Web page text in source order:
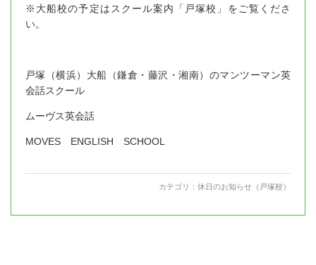
※大船校の予定はスクール案内「戸塚校」をご覧くださ
い。
戸塚（横浜）大船（鎌倉・藤沢・湘南）のマンツーマン英
会話スクール
ムーヴス英会話
MOVES ENGLISH SCHOOL
カテゴリ： 休日のお知らせ（戸塚校）